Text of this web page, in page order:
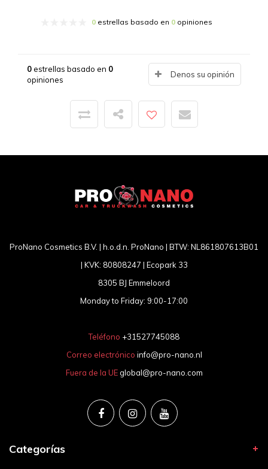
0 estrellas basado en 0 opiniones
0estrellas basado en 0
opiniones
Denos su opinión
ProNano Cosmetics B.V. | h.o.d.n. ProNano | BTW: NL861807613B01
| KVK: 80808247 | Ecopark 33
8305 BJ Emmeloord
Monday to Friday: 9:00-17:00
Teléfono +31527745088
Correo electrónico info@pro-nano.nl
Fuera de la UE global@pro-nano.com
Categorías